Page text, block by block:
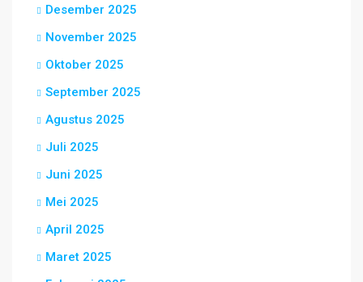
Desember 2025
November 2025
Oktober 2025
September 2025
Agustus 2025
Juli 2025
Juni 2025
Mei 2025
April 2025
Maret 2025